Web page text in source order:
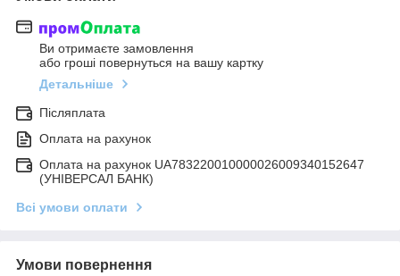
Ви отримаєте замовлення
або гроші повернуться на вашу картку
Детальніше
Післяплата
Оплата на рахунок
Оплата на рахунок UA783220010000026009340152647
(УНІВЕРСАЛ БАНК)
Всі умови оплати
Умови повернення